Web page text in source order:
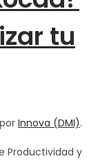
tu
por Innova (DMI).
Productividad y